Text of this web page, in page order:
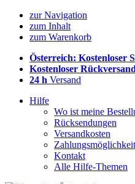
zur Navigation
zum Inhalt
zum Warenkorb
Österreich: Kostenloser
Kostenloser Rückversand
24 h Versand
Hilfe
Wo ist meine
Rücksendungen
Versandkosten
Kontakt
Alle Hilfe-Themen